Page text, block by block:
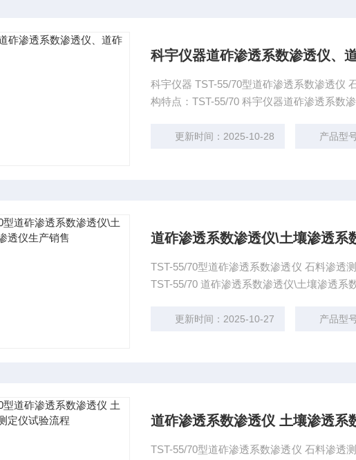
科宇仪器道砟渗透系数渗透仪、
科宇仪器 TST-55/70型道砟渗透系数渗透仪 石料渗透测定仪 铁科院标准道砟渗透系数渗透仪 结
构特点：TST-55/70 科宇仪器道砟
更新时间：2025-10-28 产品型
道砟渗透系数渗透仪\土壤渗透系
TST-55/70型道砟渗透系数渗透仪 石料渗透测定仪 铁科院标准道砟渗透系数渗透仪 结构特点：
TST-55/70 道砟渗透系数渗透仪\土壤渗
更新时间：2025-10-27 产品型
道砟渗透系数渗透仪 土壤渗透系
TST-55/70型道砟渗透系数渗透仪 石料渗透测定仪 铁科院标准道砟渗透系数渗透仪 结构特点：